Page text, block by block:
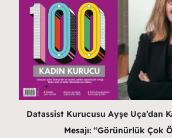
Datassist Kurucusu Ayşe Uça’dan
Mesajı: “Görünürlük Çok